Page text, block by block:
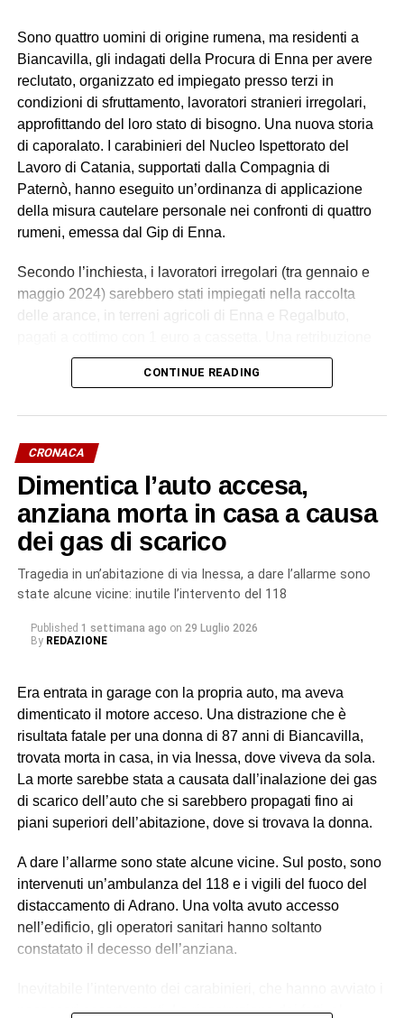
Sono quattro uomini di origine rumena, ma residenti a
Biancavilla, gli indagati della Procura di Enna per avere
reclutato, organizzato ed impiegato presso terzi in
condizioni di sfruttamento, lavoratori stranieri irregolari,
approfittando del loro stato di bisogno. Una nuova storia
di caporalato. I carabinieri del Nucleo Ispettorato del
Lavoro di Catania, supportati dalla Compagnia di
Paternò, hanno eseguito un’ordinanza di applicazione
della misura cautelare personale nei confronti di quattro
rumeni, emessa dal Gip di Enna.
Secondo l’inchiesta, i lavoratori irregolari (tra gennaio e
maggio 2024) sarebbero stati impiegati nella raccolta
delle arance, in terreni agricoli di Enna e Regalbuto,
palesemente difforme e sproporzionata rispetto ai minimi
contrattuali. Un impegno di circa 70 ore settimanali, senza
a lavorare e ad accettare le condizioni imposte dietro
violenza e minacce.
L’indagine è scaturita dalla denuncia di quattro cittadini
marocchini dipendenti da uno pseudo imprenditore
rumeno, sostenuti dall’associazione Penelope, sulle cui
dichiarazioni hanno avuto origine gli accertamenti a
riscontro da parte dei militari del Nucleo Carabinieri
lavoro “di fatto”. Gli altri tre (destinatari dell’obbligo di
presentazione alla polizia giudiziaria) eseguivano gli
ordini e svolgevano funzioni di controllo sul campo,
vigilando sull’attività dei lavoratori, imponendo ritmi e
carichi sproporzionati con “modalità intimidatorie”. Erano
loro a gestire anche l’alloggio fatiscente (privo di luce e
acqua) imposto ai lavoratori, trattenendone le somme
allontanarli se non avessero accettato tali condizioni,
contribuendo così a mantenere le condizioni di
sfruttamento e dipendenza economica e abitativa.
© RIPRODUZIONE RISERVATA
CONTINUE READING
CRONACA
Dimentica l’auto accesa,
anziana morta in casa a causa
dei gas di scarico
Tragedia in un’abitazione di via Inessa, a dare l’allarme sono
state alcune vicine: inutile l’intervento del 118
Published 1 settimana ago on 29 Luglio 2026
By REDAZIONE
Era entrata in garage con la propria auto, ma aveva
dimenticato il motore acceso. Una distrazione che è
risultata fatale per una donna di 87 anni di Biancavilla,
trovata morta in casa, in via Inessa, dove viveva da sola.
La morte sarebbe stata a causata dall’inalazione dei gas
di scarico dell’auto che si sarebbero propagati fino ai
piani superiori dell’abitazione, dove si trovava la donna.
A dare l’allarme sono state alcune vicine. Sul posto, sono
intervenuti un’ambulanza del 118 e i vigili del fuoco del
distaccamento di Adrano. Una volta avuto accesso
nell’edificio, gli operatori sanitari hanno soltanto
constatato il decesso dell’anziana.
necessari accertamenti. La ricostruzione dei fatti, al